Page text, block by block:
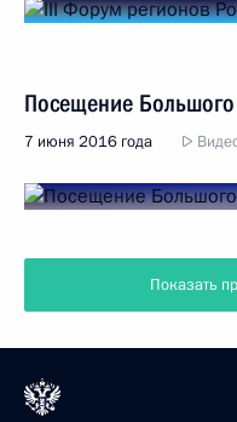
Посещение Большого
7 июня 2016 года
Показать